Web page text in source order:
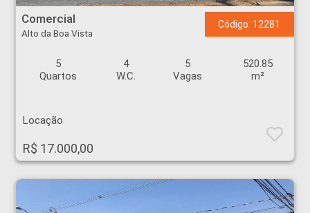
Comercial
Alto da Boa Vista
Código: 12281
5
Quartos
4
W.C.
5
Vagas
520.85
m²
Locação
R$ 17.000,00